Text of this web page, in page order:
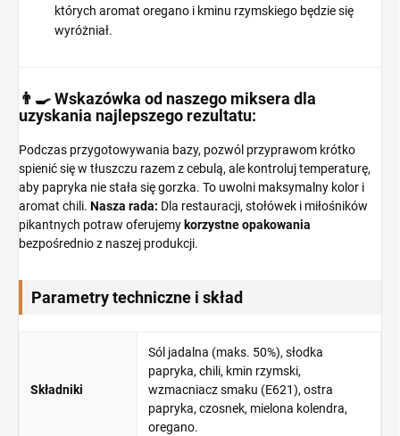
których aromat oregano i kminu rzymskiego będzie się
wyróżniał.
👨‍🍳 Wskazówka od naszego miksera dla
uzyskania najlepszego rezultatu:
Podczas przygotowywania bazy, pozwól przyprawom krótko
spienić się w tłuszczu razem z cebulą, ale kontroluj temperaturę,
aby papryka nie stała się gorzka. To uwolni maksymalny kolor i
aromat chili. Nasza rada: Dla restauracji, stołówek i miłośników
pikantnych potraw oferujemy korzystne opakowania
bezpośrednio z naszej produkcji.
Parametry techniczne i skład
Składniki
Sól jadalna (maks. 50%), słodka
papryka, chili, kmin rzymski,
wzmacniacz smaku (E621), ostra
papryka, czosnek, mielona kolendra,
oregano.